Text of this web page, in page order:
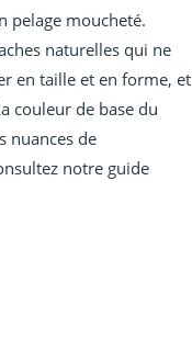
pelage moucheté.
naturelles qui ne
en taille et en forme, et
couleur de base du
nuances de
notre guide